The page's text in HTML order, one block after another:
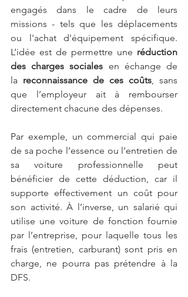
engagés dans le cadre de leurs
missions - tels que les déplacements
ou l'achat d'équipement spécifique.
L’idée est de permettre une réduction
des charges sociales en échange de
la reconnaissance de ces coûts , sans
que l’employeur ait à rembourser
directement chacune des dépenses.
Par exemple, un commercial qui paie
de sa poche l’essence ou l’entretien de
sa voiture professionnelle peut
bénéficier de cette déduction, car il
supporte effectivement un coût pour
son activité. À l’inverse, un salarié qui
utilise une voiture de fonction fournie
par l’entreprise, pour laquelle tous les
frais (entretien, carburant) sont pris en
charge, ne pourra pas prétendre à la
DFS.